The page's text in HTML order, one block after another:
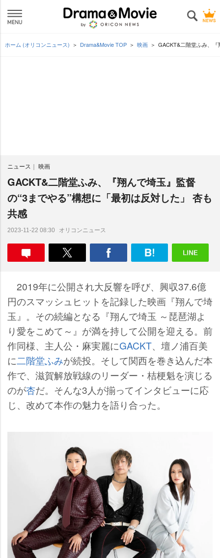
ホーム (オリコンニュース) Drama&Movie TOP 映画 GACKT&二階堂ふみ、
ニュース 映画
GACKT&二階堂ふみ、『翔んで埼玉』監督
の“3までやる”構想に「最初は反対した」 杏も
共感
2023-11-22 08:30 オリコンニュース
2019年に公開され大反響を呼び、興収37.6億
円のスマッシュヒットを記録した映画『翔んで埼
玉』。その続編となる『翔んで埼玉 ～琵琶湖よ
り愛をこめて～』が満を持して公開を迎える。前
作同様、主人公・麻実麗にGACKT、壇ノ浦百美
に二階堂ふみが続投。そして関西を巻き込んだ本
作で、滋賀解放戦線のリーダー・桔梗魁を演じる
のが杏だ。そんな3人が揃ってインタビューに応
じ、改めて本作の魅力を語り合った。